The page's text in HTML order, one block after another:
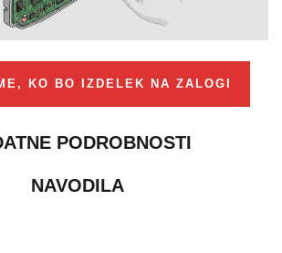
KO BO IZDELEK NA ZALOGI
PODROBNOSTI
NAVODILA